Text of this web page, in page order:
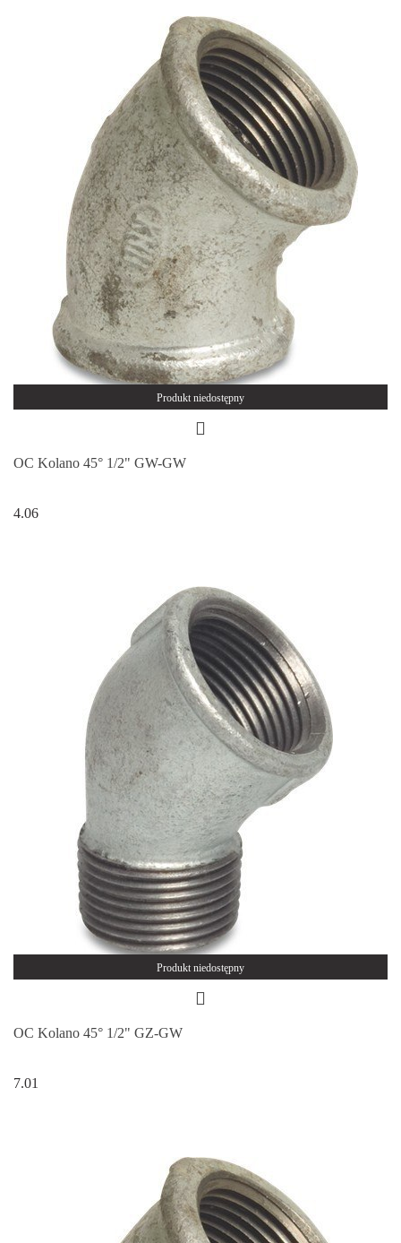
Produkt niedostępny
OC Kolano 45° 1/2" GW-GW
4.06
Produkt niedostępny
OC Kolano 45° 1/2" GZ-GW
7.01